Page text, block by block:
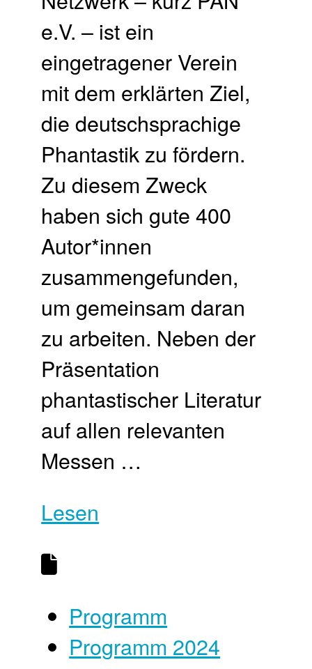
e.V. – ist ein
eingetragener Verein
mit dem erklärten Ziel,
die deutschsprachige
Phantastik zu fördern.
Zu diesem Zweck
haben sich gute 400
Autor*innen
zusammengefunden,
um gemeinsam daran
zu arbeiten. Neben der
Präsentation
phantastischer Literatur
auf allen relevanten
Messen …
Lesen
Programm
Programm 2024